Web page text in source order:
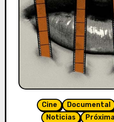
Cine Documental
Noticias